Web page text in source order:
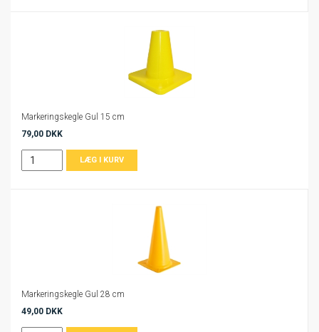
Markeringskegle Gul 15 cm
79,00 DKK
Markeringskegle Gul 28 cm
49,00 DKK